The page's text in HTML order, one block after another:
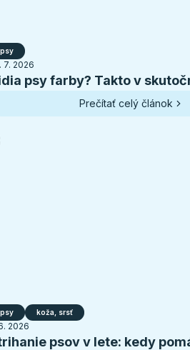
psy
7. 2026
psy farby? Takto v
Prečítať celý článok
psy koža, srsť
2026
psov v lete: kedy